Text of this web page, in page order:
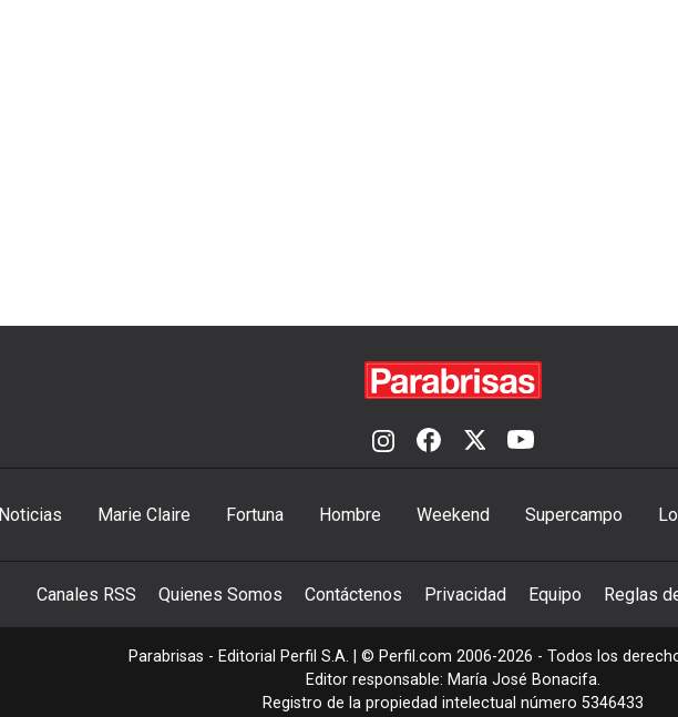
Noticias Marie Claire Fortuna Hombre Weekend Supercampo
Canales RSS Quienes Somos Contáctenos Privacidad Equipo Reglas
Parabrisas - Editorial Perfil S.A. | © Perfil.com 2006-2026 - Todos los
Editor responsable: María José Bonacifa.
Registro de la propiedad intelectual número 5346433